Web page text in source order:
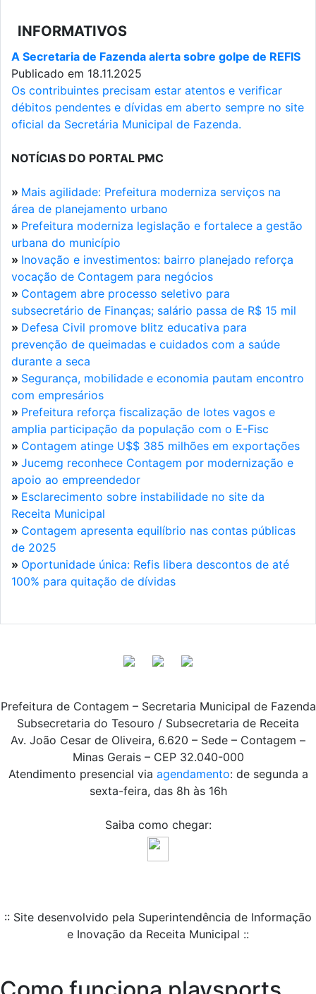
INFORMATIVOS
A Secretaria de Fazenda alerta sobre golpe de REFIS
Publicado em 18.11.2025
Os contribuintes precisam estar atentos e verificar
débitos pendentes e dívidas em aberto sempre no site
oficial da Secretária Municipal de Fazenda.
NOTÍCIAS DO PORTAL PMC
» Mais agilidade: Prefeitura moderniza serviços na
área de planejamento urbano
» Prefeitura moderniza legislação e fortalece a gestão
urbana do município
» Inovação e investimentos: bairro planejado reforça
vocação de Contagem para negócios
» Contagem abre processo seletivo para
subsecretário de Finanças; salário passa de R$ 15 mil
» Defesa Civil promove blitz educativa para
prevenção de queimadas e cuidados com a saúde
durante a seca
» Segurança, mobilidade e economia pautam encontro
com empresários
» Prefeitura reforça fiscalização de lotes vagos e
amplia participação da população com o E-Fisc
» Contagem atinge U$$ 385 milhões em exportações
» Jucemg reconhece Contagem por modernização e
apoio ao empreendedor
» Esclarecimento sobre instabilidade no site da
Receita Municipal
» Contagem apresenta equilíbrio nas contas públicas
de 2025
» Oportunidade única: Refis libera descontos de até
100% para quitação de dívidas
Prefeitura de Contagem – Secretaria Municipal de Fazenda
Subsecretaria do Tesouro / Subsecretaria de Receita
Av. João Cesar de Oliveira, 6.620 – Sede – Contagem –
Minas Gerais – CEP 32.040-000
Atendimento presencial via agendamento: de segunda a
sexta-feira, das 8h às 16h
Saiba como chegar:
:: Site desenvolvido pela Superintendência de Informação
e Inovação da Receita Municipal ::